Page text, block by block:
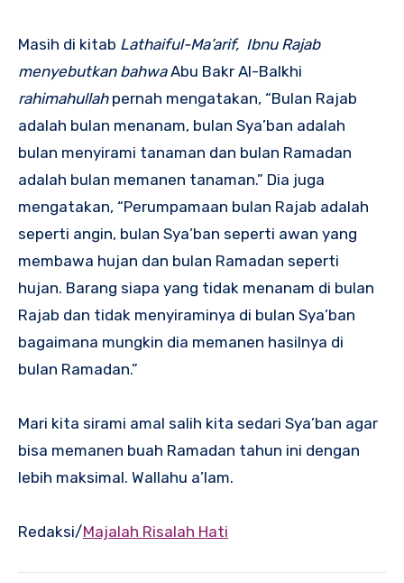
Masih di kitab Lathaiful-Ma’arif, Ibnu Rajab
menyebutkan bahwaAbu Bakr Al-Balkhi
rahimahullahpernah mengatakan, “Bulan Rajab
adalah bulan menanam, bulan Sya’ban adalah
bulan menyirami tanaman dan bulan Ramadan
adalah bulan memanen tanaman.” Dia juga
mengatakan, “Perumpamaan bulan Rajab adalah
seperti angin, bulan Sya’ban seperti awan yang
membawa hujan dan bulan Ramadan seperti
hujan. Barang siapa yang tidak menanam di bulan
Rajab dan tidak menyiraminya di bulan Sya’ban
bagaimana mungkin dia memanen hasilnya di
bulan Ramadan.”
Mari kita sirami amal salih kita sedari Sya’ban agar
bisa memanen buah Ramadan tahun ini dengan
lebih maksimal. Wallahu a’lam.
Redaksi/Majalah Risalah Hati